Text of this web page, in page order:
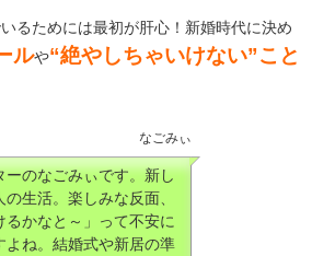
るためには最初が肝心！新婚時代に決め
ルや“絶やしちゃいけない”こと
なごみぃ
ーのなごみぃです。新し
生活。楽しみな反面、
るかなと～」って不安に
よね。結婚式や新居の準